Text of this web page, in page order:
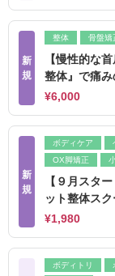
新
規
整体 骨盤矯
【慢性的な
整体』で痛
¥6,000
新
規
ボディケア
OX脚矯正
【９月スタ
ット整体ス
¥1,980
ボディトリ